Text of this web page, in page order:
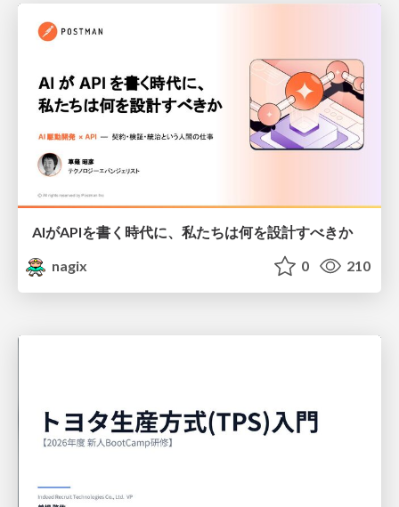
AIがAPIを書く時代に、私たちは何を設計すべきか
nagix
0 210